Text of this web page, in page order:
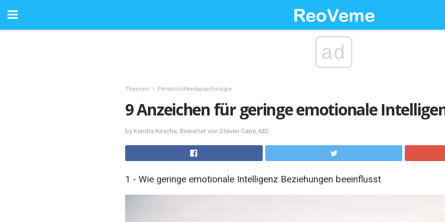
ad
Theorien Persönlichkeitspsychologie
9 Anzeichen für geringe emotionale
by Kendra Kirsche; Bewertet von Steven Gans, MD
1 - Wie geringe emotionale Intelligenz Beziehungen beeinflusst